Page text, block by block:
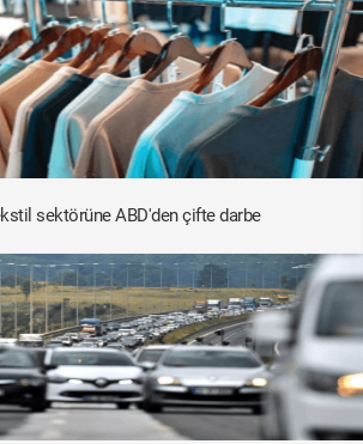
sektörüne ABD'den çifte darbe